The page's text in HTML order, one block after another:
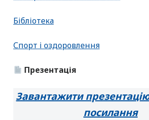
Бібліотека
Спорт і оздоровлення
Презентація
Завантажити
посилання